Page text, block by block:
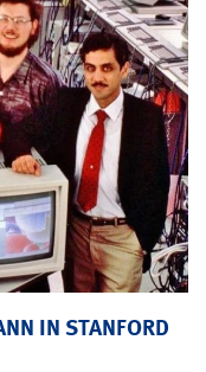
IN STANFORD